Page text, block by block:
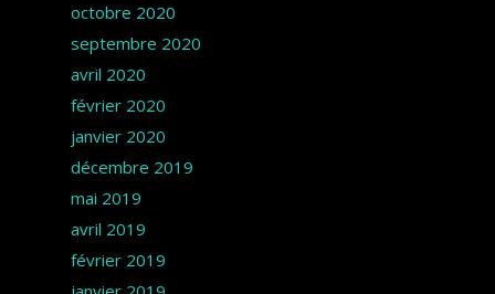
octobre 2020
septembre 2020
avril 2020
février 2020
janvier 2020
décembre 2019
mai 2019
avril 2019
février 2019